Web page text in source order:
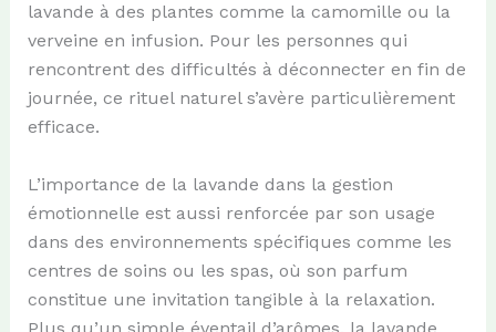
lavande à des plantes comme la camomille ou la
verveine en infusion. Pour les personnes qui
rencontrent des difficultés à déconnecter en fin de
journée, ce rituel naturel s’avère particulièrement
efficace.
L’importance de la lavande dans la gestion
émotionnelle est aussi renforcée par son usage
dans des environnements spécifiques comme les
centres de soins ou les spas, où son parfum
constitue une invitation tangible à la relaxation.